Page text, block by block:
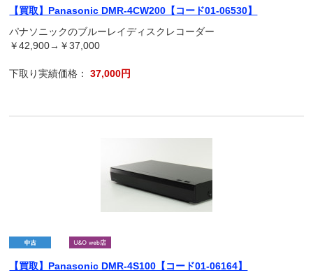
【買取】Panasonic DMR-4CW200【コード01-06530】
パナソニックのブルーレイディスクレコーダー
￥42,900→￥37,000
下取り実績価格：37,000円
【買取】Panasonic DMR-4S100【コード01-06164】